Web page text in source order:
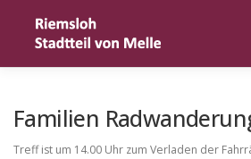
springen
Familien
Treff ist um 14.00 Uhr zum Verladen der